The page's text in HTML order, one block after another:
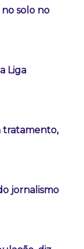
no solo no
Liga
tratamento,
jornalismo